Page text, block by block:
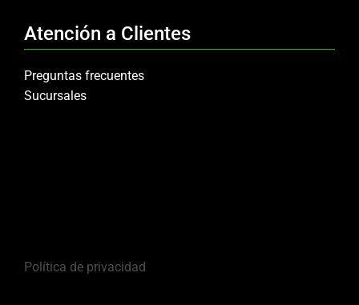
Atención a Clientes
Preguntas frecuentes
Sucursales
Política de privacidad